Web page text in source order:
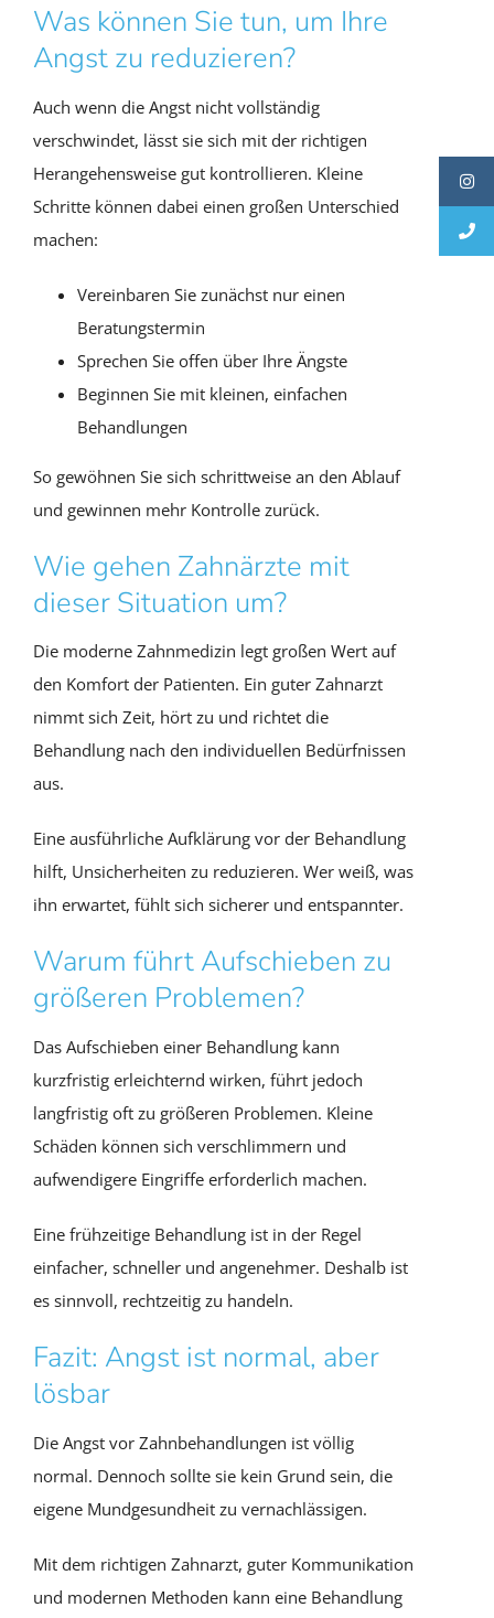
Was können Sie tun, um Ihre
Angst zu reduzieren?
Auch wenn die Angst nicht vollständig
verschwindet, lässt sie sich mit der richtigen
Herangehensweise gut kontrollieren. Kleine
Schritte können dabei einen großen Unterschied
machen:
Vereinbaren Sie zunächst nur einen
Beratungstermin
Sprechen Sie offen über Ihre Ängste
Beginnen Sie mit kleinen, einfachen
Behandlungen
So gewöhnen Sie sich schrittweise an den Ablauf
und gewinnen mehr Kontrolle zurück.
Wie gehen Zahnärzte mit
dieser Situation um?
Die moderne Zahnmedizin legt großen Wert auf
den Komfort der Patienten. Ein guter Zahnarzt
nimmt sich Zeit, hört zu und richtet die
Behandlung nach den individuellen Bedürfnissen
aus.
Eine ausführliche Aufklärung vor der Behandlung
hilft, Unsicherheiten zu reduzieren. Wer weiß, was
ihn erwartet, fühlt sich sicherer und entspannter.
Warum führt Aufschieben zu
größeren Problemen?
Das Aufschieben einer Behandlung kann
kurzfristig erleichternd wirken, führt jedoch
langfristig oft zu größeren Problemen. Kleine
Schäden können sich verschlimmern und
aufwendigere Eingriffe erforderlich machen.
Eine frühzeitige Behandlung ist in der Regel
einfacher, schneller und angenehmer. Deshalb ist
es sinnvoll, rechtzeitig zu handeln.
Fazit: Angst ist normal, aber
lösbar
Die Angst vor Zahnbehandlungen ist völlig
normal. Dennoch sollte sie kein Grund sein, die
eigene Mundgesundheit zu vernachlässigen.
Mit dem richtigen Zahnarzt, guter Kommunikation
und modernen Methoden kann eine Behandlung